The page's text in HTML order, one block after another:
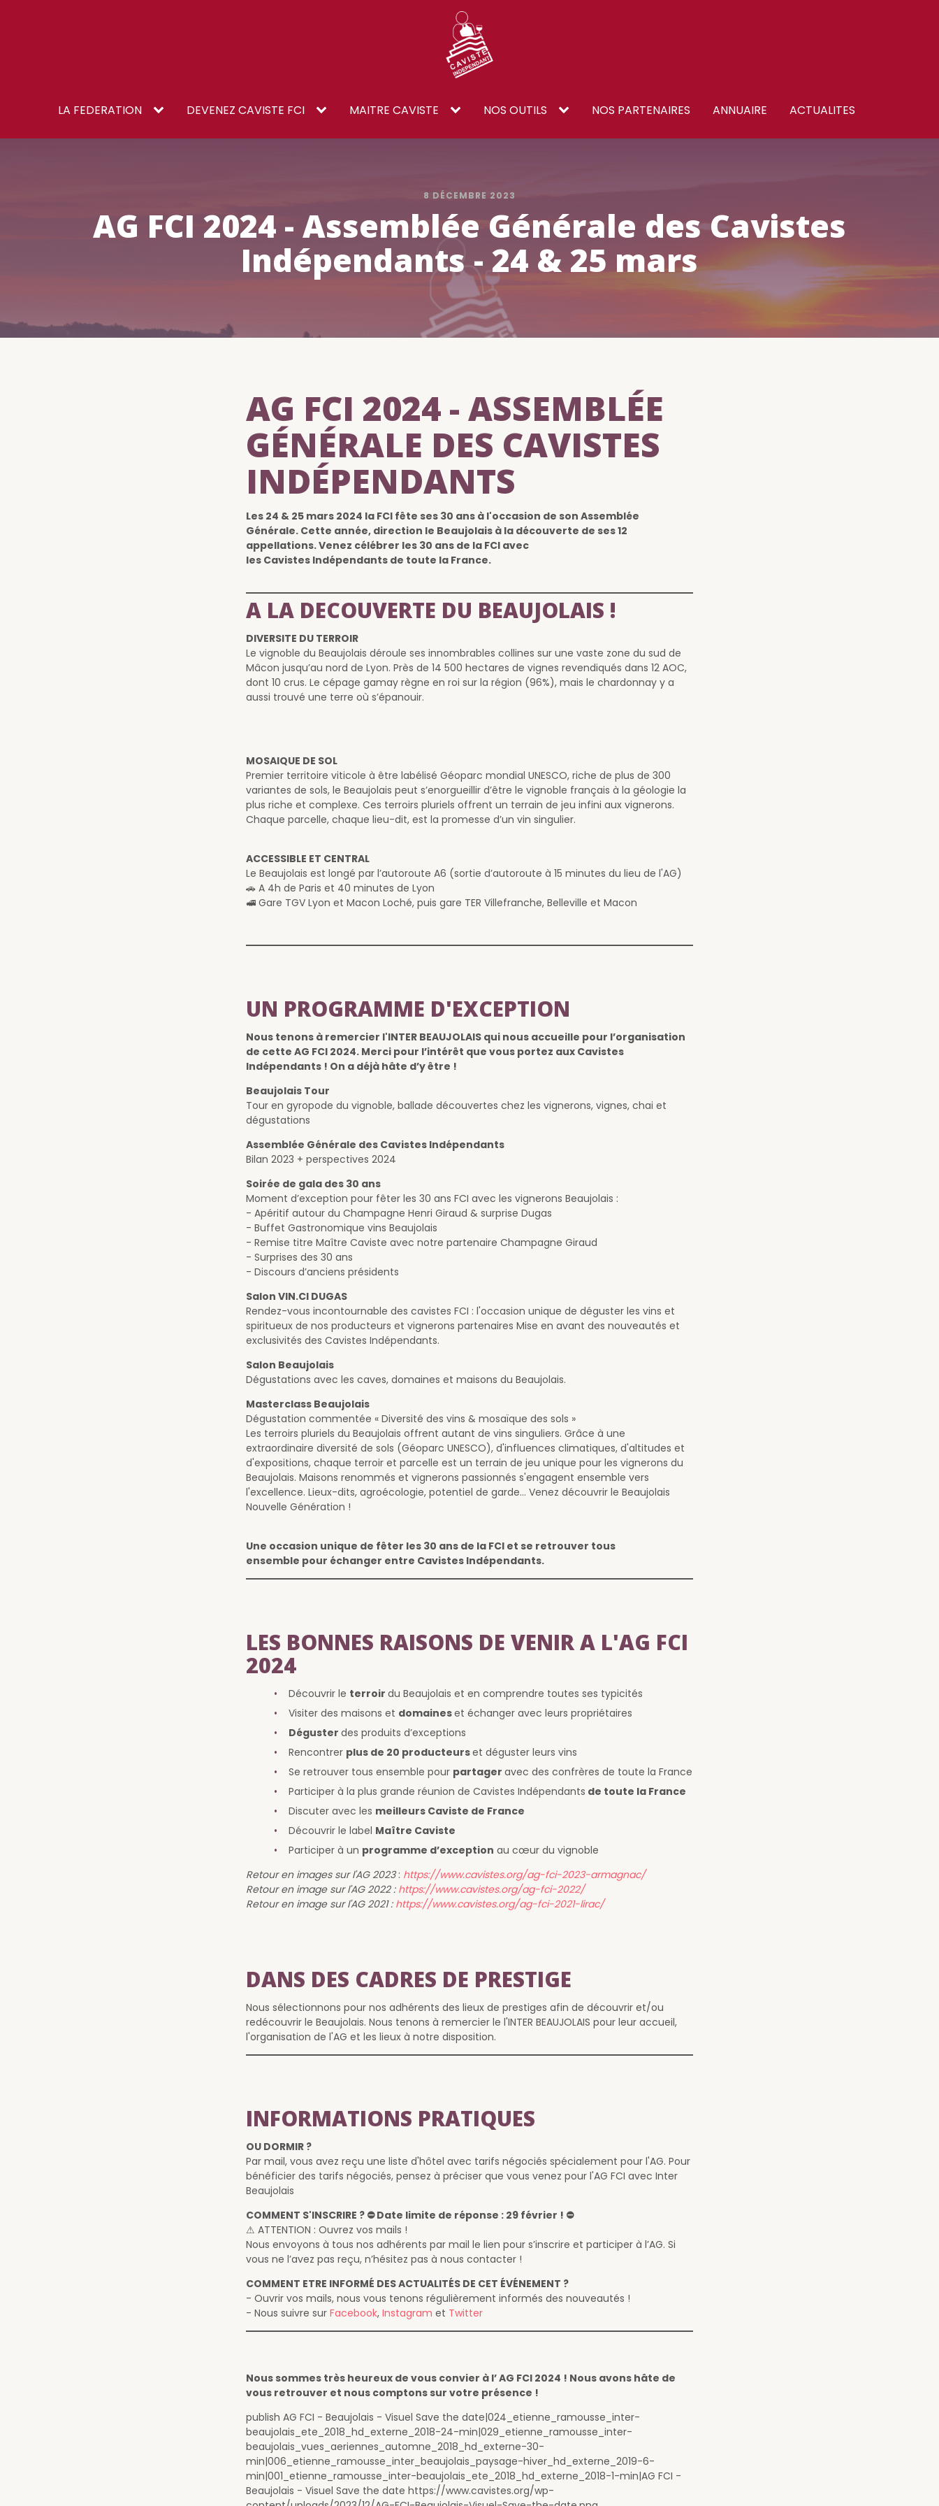
LA FEDERATION DEVENEZ CAVISTE FCI MAITRE CAVISTE NOS OUTILS NOS PARTENAIRES ANNUAIRE ACTUALITES
8 DÉCEMBRE 2023
AG FCI 2024 - Assemblée Générale des Cavistes
Indépendants - 24 & 25 mars
AG FCI 2024 - ASSEMBLÉE
GÉNÉRALE DES CAVISTES
INDÉPENDANTS
Les 24 & 25 mars 2024 la FCI fête ses 30 ans à l'occasion de son Assemblée
Générale. Cette année, direction le Beaujolais à la découverte de ses 12
appellations. Venez célébrer les 30 ans de la FCI avec
les Cavistes Indépendants de toute la France.
A LA DECOUVERTE DU BEAUJOLAIS !
DIVERSITE DU TERROIR
Le vignoble du Beaujolais déroule ses innombrables collines sur une vaste zone du sud de
Mâcon jusqu’au nord de Lyon. Près de 14 500 hectares de vignes revendiqués dans 12 AOC,
dont 10 crus. Le cépage gamay règne en roi sur la région (96%), mais le chardonnay y a
aussi trouvé une terre où s’épanouir.
MOSAIQUE DE SOL
Premier territoire viticole à être labélisé Géoparc mondial UNESCO, riche de plus de 300
variantes de sols, le Beaujolais peut s’enorgueillir d’être le vignoble français à la géologie la
plus riche et complexe. Ces terroirs pluriels offrent un terrain de jeu infini aux vignerons.
Chaque parcelle, chaque lieu-dit, est la promesse d’un vin singulier.
ACCESSIBLE ET CENTRAL
Le Beaujolais est longé par l’autoroute A6 (sortie d’autoroute à 15 minutes du lieu de l'AG)
🚗 A 4h de Paris et 40 minutes de Lyon
🚅 Gare TGV Lyon et Macon Loché, puis gare TER Villefranche, Belleville et Macon
UN PROGRAMME D'EXCEPTION
Nous tenons à remercier l'INTER BEAUJOLAIS qui nous accueille pour l’organisation
de cette AG FCI 2024. Merci pour l’intérêt que vous portez aux Cavistes
Indépendants ! On a déjà hâte d’y être !
Beaujolais Tour
Tour en gyropode du vignoble, ballade découvertes chez les vignerons, vignes, chai et
dégustations
Assemblée Générale des Cavistes Indépendants
Bilan 2023 + perspectives 2024
Soirée de gala des 30 ans
Moment d’exception pour fêter les 30 ans FCI avec les vignerons Beaujolais :
- Apéritif autour du Champagne Henri Giraud & surprise Dugas
- Buffet Gastronomique vins Beaujolais
- Remise titre Maître Caviste avec notre partenaire Champagne Giraud
- Surprises des 30 ans
- Discours d’anciens présidents
Salon VIN.CI DUGAS
Rendez-vous incontournable des cavistes FCI : l'occasion unique de déguster les vins et
spiritueux de nos producteurs et vignerons partenaires Mise en avant des nouveautés et
exclusivités des Cavistes Indépendants.
Salon Beaujolais
Dégustations avec les caves, domaines et maisons du Beaujolais.
Masterclass Beaujolais
Dégustation commentée « Diversité des vins & mosaïque des sols »
Les terroirs pluriels du Beaujolais offrent autant de vins singuliers. Grâce à une
extraordinaire diversité de sols (Géoparc UNESCO), d'influences climatiques, d'altitudes et
d'expositions, chaque terroir et parcelle est un terrain de jeu unique pour les vignerons du
Beaujolais. Maisons renommés et vignerons passionnés s'engagent ensemble vers
l'excellence. Lieux-dits, agroécologie, potentiel de garde… Venez découvrir le Beaujolais
Nouvelle Génération !
Une occasion unique de fêter les 30 ans de la FCI et se retrouver tous
ensemble pour échanger entre Cavistes Indépendants.
LES BONNES RAISONS DE VENIR A L'AG FCI
2024
Découvrir le terroir du Beaujolais et en comprendre toutes ses typicités
Visiter des maisons et domaineset échanger avec leurs propriétaires
Déguster des produits d’exceptions
Rencontrer plus de 20 producteurset déguster leurs vins
Se retrouver tous ensemble pour partager avec des confrères de toute la France
Participer à la plus grande réunion de Cavistes Indépendants de toute la France
Discuter avec les meilleurs Caviste de France
Découvrir le label Maître Caviste
Participer à un programme d’exception au cœur du vignoble
Retour en images sur l'AG 2023: https://www.cavistes.org/ag-fci-2023-armagnac/
Retour en image sur l'AG 2022 : https://www.cavistes.org/ag-fci-2022/
Retour en image sur l'AG 2021 : https://www.cavistes.org/ag-fci-2021-lirac/
DANS DES CADRES DE PRESTIGE
Nous sélectionnons pour nos adhérents des lieux de prestiges afin de découvrir et/ou
redécouvrir le Beaujolais. Nous tenons à remercier le l'INTER BEAUJOLAIS pour leur accueil,
l'organisation de l'AG et les lieux à notre disposition.
INFORMATIONS PRATIQUES
OU DORMIR ?
Par mail, vous avez reçu une liste d'hôtel avec tarifs négociés spécialement pour l'AG. Pour
bénéficier des tarifs négociés, pensez à préciser que vous venez pour l'AG FCI avec Inter
Beaujolais
COMMENT S'INSCRIRE ? ⛔ Date limite de réponse : 29 février ! ⛔
⚠ ATTENTION : Ouvrez vos mails !
Nous envoyons à tous nos adhérents par mail le lien pour s’inscrire et participer à l’AG. Si
vous ne l’avez pas reçu, n’hésitez pas à nous contacter !
COMMENT ETRE INFORMÉ DES ACTUALITÉS DE CET ÉVÉNEMENT ?
- Ouvrir vos mails, nous vous tenons régulièrement informés des nouveautés !
- Nous suivre sur Facebook, Instagram et Twitter
Nous sommes très heureux de vous convier à l’ AG FCI 2024 ! Nous avons hâte de
vous retrouver et nous comptons sur votre présence !
publish AG FCI - Beaujolais - Visuel Save the date|024_etienne_ramousse_inter-
beaujolais_ete_2018_hd_externe_2018-24-min|029_etienne_ramousse_inter-
beaujolais_vues_aeriennes_automne_2018_hd_externe-30-
min|006_etienne_ramousse_inter_beaujolais_paysage-hiver_hd_externe_2019-6-
min|001_etienne_ramousse_inter-beaujolais_ete_2018_hd_externe_2018-1-min|AG FCI -
Beaujolais - Visuel Save the date https://www.cavistes.org/wp-